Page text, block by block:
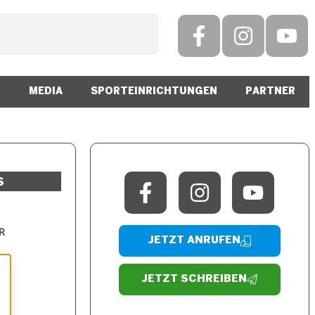
MEDIA SPORTEINRICHTUNGEN PARTNER
JETZT ANRUFEN
JETZT SCHREIBEN